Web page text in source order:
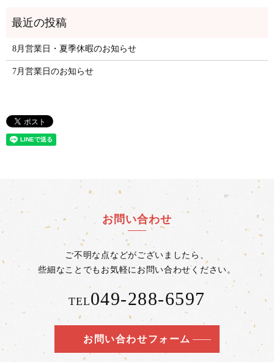
8月営業日・夏季休暇のお知らせ
7月営業日のお知らせ
お問い合わせ
ご不明な点などがございましたら、
些細なことでもお気軽にお問い合わせください。
TEL049-288-6597
お問い合わせフォーム